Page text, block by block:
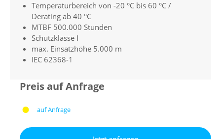
Temperaturbereich von -20 °C bis 60 °C /
Derating ab 40 °C
MTBF 500.000 Stunden
Schutzklasse I
max. Einsatzhöhe 5.000 m
IEC 62368-1
Preis auf Anfrage
auf Anfrage